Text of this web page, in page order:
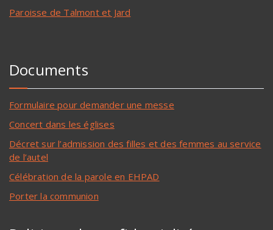
Paroisse de Talmont et Jard
Documents
Formulaire pour demander une messe
Concert dans les églises
Décret sur l’admission des filles et des femmes au service
de l’autel
Célébration de la parole en EHPAD
Porter la communion